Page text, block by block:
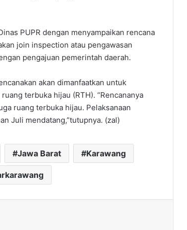
PUPR dengan menyampaikan rencana
join inspection atau pengawasan
pengajuan pemerintah daerah.
akan dimanfaatkan untuk
terbuka hijau (RTH). ‎“Rencananya
ruang terbuka hijau. Pelaksanaan
Juli mendatang,”tutupnya. (zal)
Jawa Barat Karawang